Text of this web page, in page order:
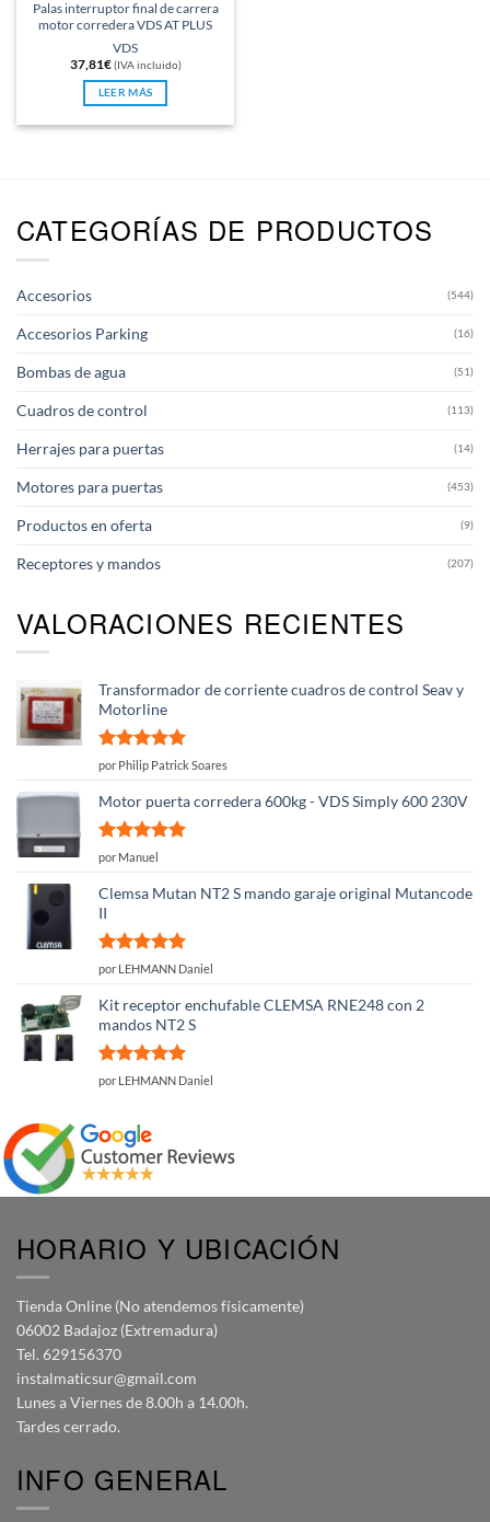
Palas interruptor final de carrera
motor corredera VDS AT PLUS
VDS
37,81€ (IVA incluido)
LEER MÁS
CATEGORÍAS DE PRODUCTOS
Accesorios (544)
Accesorios Parking (16)
Bombas de agua (51)
Cuadros de control (113)
Herrajes para puertas (14)
Motores para puertas (453)
Productos en oferta (9)
Receptores y mandos (207)
VALORACIONES RECIENTES
Transformador de corriente cuadros de control Seav y
Motorline
Valorado
por Philip Patrick Soares
Motor puerta corredera 600kg - VDS Simply 600 230V
Valorado
por Manuel
Clemsa Mutan NT2 S mando garaje original Mutancode
II
Valorado
por LEHMANN Daniel
Kit receptor enchufable CLEMSA RNE248 con 2
mandos NT2 S
Valorado
por LEHMANN Daniel
HORARIO Y UBICACIÓN
Tienda Online (No atendemos físicamente)
06002 Badajoz (Extremadura)
Tel. 629156370
instalmaticsur@gmail.com
Lunes a Viernes de 8.00h a 14.00h.
Tardes cerrado.
INFO GENERAL